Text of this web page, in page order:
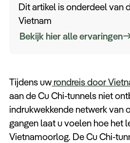
Over
Chi-tunnels geven u een
ondergrondse leven van het
Dit artikel is onderdeel van
Vietnam
Bekijk hier alle ervaringen
Tijdens uw rondreis door
aan de Cu Chi-tunnels niet
indrukwekkende netwerk van
gangen laat u voelen hoe het
Vietnamoorlog. De Cu Chi-